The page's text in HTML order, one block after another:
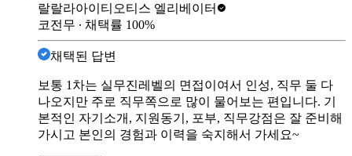
랄랄라아이티 오티스 엘리베이터
코전무 ∙ 채택률 100%
채택된 답변
보통 1차는 실무진레벨의 면접이여서 인성, 직무 둘 다
나오지만 주로 직무쪽으로 많이 물어보는 편입니다. 기
본적인 자기소개, 지원동기, 포부, 직무강점은 잘 준비해
가시고 본인의 경험과 이력을 숙지해서 가세요~